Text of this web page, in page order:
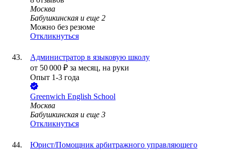
Москва
Бабушкинская и еще 2
Можно без резюме
Откликнуться
Администратор в языковую школу
от 50 000 ₽ за месяц, на руки
Опыт 1-3 года
Greenwich English School
Москва
Бабушкинская и еще 3
Откликнуться
Юрист/Помощник арбитражного управляющего